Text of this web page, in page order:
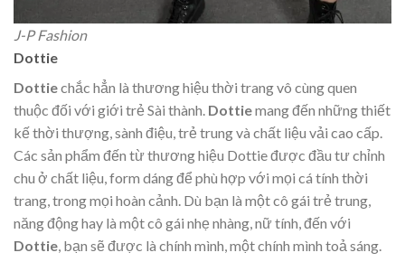
J-P Fashion
Dottie
Dottiechắc hẳn là thương hiệu thời trang vô cùng quen
thuộc đối với giới trẻ Sài thành. Dottiemang đến những thiết
kế thời thượng, sành điệu, trẻ trung và chất liệu vải cao cấp.
Các sản phẩm đến từ thương hiệu Dottie được đầu tư chỉnh
chu ở chất liệu, form dáng để phù hợp với mọi cá tính thời
trang, trong mọi hoàn cảnh. Dù bạn là một cô gái trẻ trung,
năng động hay là một cô gái nhẹ nhàng, nữ tính, đến với
Dottie, bạn sẽ được là chính mình, một chính mình toả sáng.